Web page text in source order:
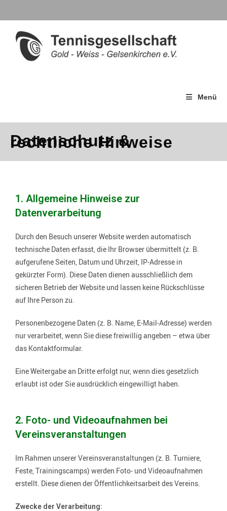
Menü
Datenschutz &
rechtliche Hinweise
1. Allgemeine Hinweise zur
Datenverarbeitung
Durch den Besuch unserer Website werden automatisch
technische Daten erfasst, die Ihr Browser übermittelt (z. B.
aufgerufene Seiten, Datum und Uhrzeit, IP‑Adresse in
gekürzter Form). Diese Daten dienen ausschließlich dem
sicheren Betrieb der Website und lassen keine Rückschlüsse
auf Ihre Person zu.
Personenbezogene Daten (z. B. Name, E‑Mail-Adresse) werden
nur verarbeitet, wenn Sie diese freiwillig angeben – etwa über
das Kontaktformular.
Eine Weitergabe an Dritte erfolgt nur, wenn dies gesetzlich
erlaubt ist oder Sie ausdrücklich eingewilligt haben.
2. Foto- und Videoaufnahmen bei
Vereinsveranstaltungen
Im Rahmen unserer Vereinsveranstaltungen (z. B. Turniere,
Feste, Trainingscamps) werden Foto- und Videoaufnahmen
erstellt. Diese dienen der Öffentlichkeitsarbeit des Vereins.
Zwecke der Verarbeitung: